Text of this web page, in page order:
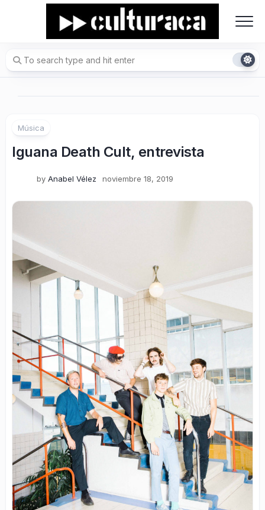
Música
Iguana Death Cult, entrevista
by Anabel Vélez noviembre 18, 2019